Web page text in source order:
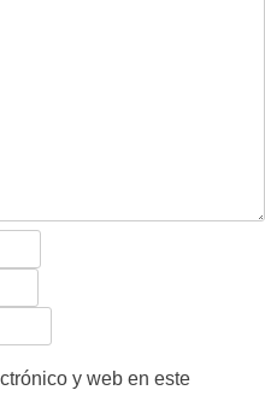
y web en este